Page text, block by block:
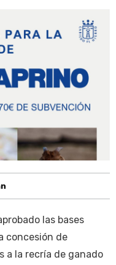
las bases
concesión de
a la recría de ganado